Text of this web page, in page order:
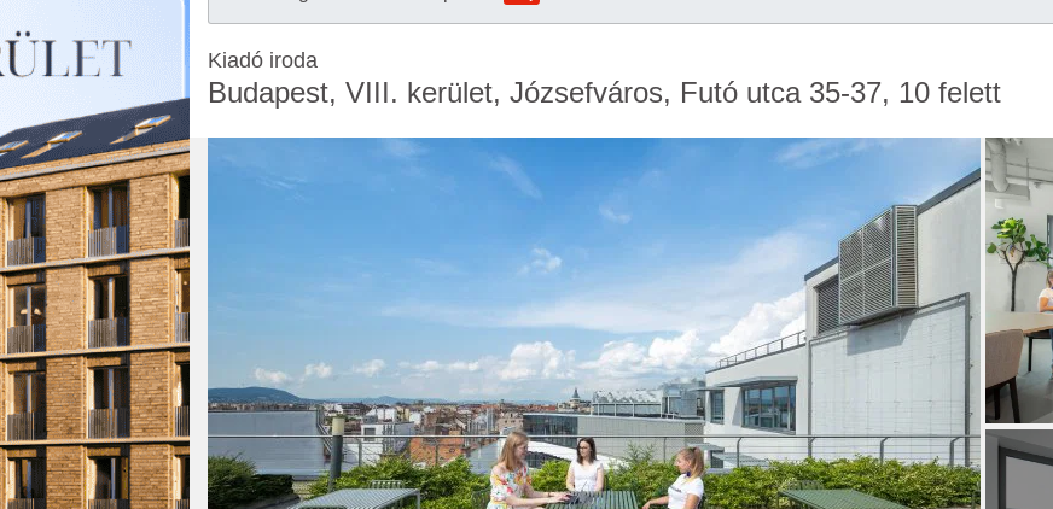
Kiadó iroda
Budapest, VIII. kerület, Józsefváros, Futó utca 35-37, 10 felett